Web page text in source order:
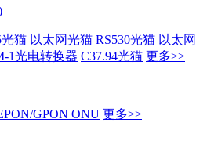
光猫 以太网光猫 RS530光猫 以太网
1光电转换器 C37.94光猫 更多>>
GPON ONU 更多>>